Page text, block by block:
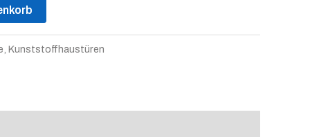
, Kunststoffhaustüren